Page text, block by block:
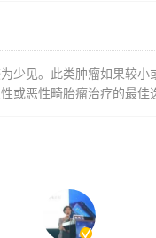
少见。此类肿瘤如果较
或恶性畸胎瘤治疗的最佳